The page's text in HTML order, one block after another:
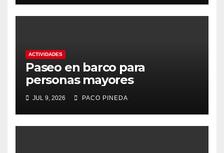
ACTIVIDADES
Paseo en barco para
personas mayores
JUL 9, 2026 PACO PINEDA